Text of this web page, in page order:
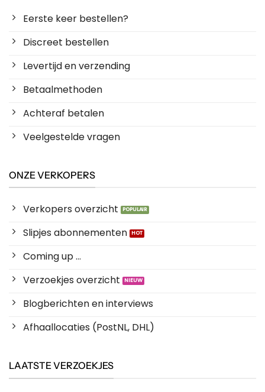
Eerste keer bestellen?
Discreet bestellen
Levertijd en verzending
Betaalmethoden
Achteraf betalen
Veelgestelde vragen
ONZE VERKOPERS
Verkopers overzicht
Slipjes abonnementen
Coming up ...
Verzoekjes overzicht
Blogberichten en interviews
Afhaallocaties (PostNL, DHL)
LAATSTE VERZOEKJES